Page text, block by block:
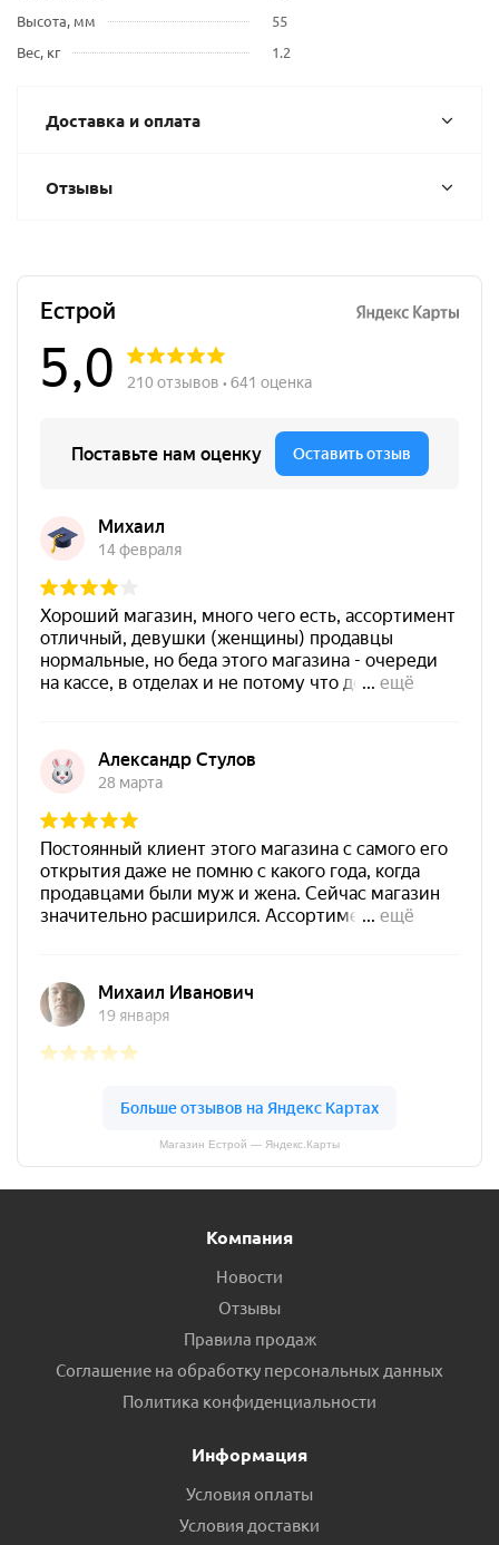
Высота, мм
55
Вес, кг
1.2
Доставка и оплата
Отзывы
Магазин Естрой — Яндекс.Карты
Компания
Новости
Отзывы
Правила продаж
Соглашение на обработку персональных данных
Политика конфиденциальности
Информация
Условия оплаты
Условия доставки